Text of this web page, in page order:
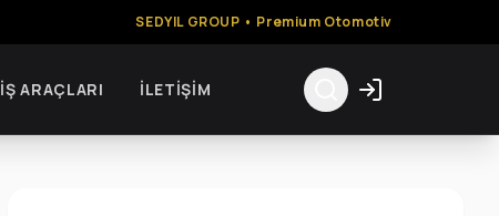
SEDYIL GROUP • Premium Otomotiv
İŞ ARAÇLARI İLETIŞIM